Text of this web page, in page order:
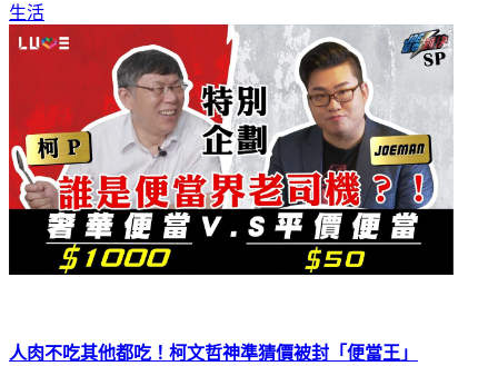
生活
人肉不吃其他都吃！柯文哲神準猜價被封「便當王」